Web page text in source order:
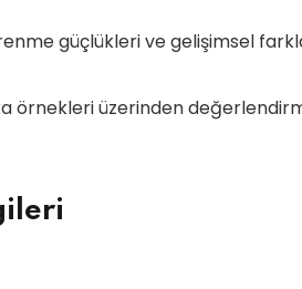
güçlükleri ve gelişimsel
örnekleri üzerinden